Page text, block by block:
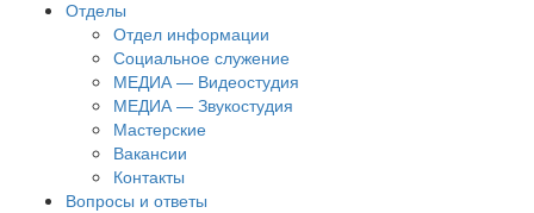
Отделы
Отдел информации
Социальное служение
МЕДИА — Видеостудия
МЕДИА — Звукостудия
Мастерские
Вакансии
Контакты
Вопросы и ответы